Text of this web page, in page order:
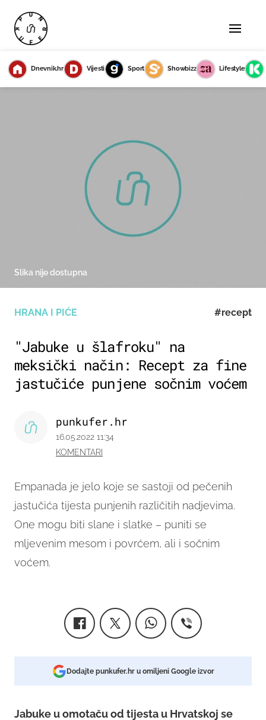
Dnevnik.hr Vijesti Sport Showbizz Lifestyle
HRANA I PIĆE #recept
"Jabuke u šlafroku" na
meksički način: Recept za fine
jastučiće punjene sočnim voćem
Empanada je jelo koje se sastoji od pečenih
jastučića tijesta punjenih različitih nadjevima.
One mogu biti slane i slatke – puniti se
mljevenim mesom i povrćem, ali i sočnim
voćem.
punkufer.hr
16.05.2022 11:34
KOMENTARI
Slika nije dostupna
Dodajte punkufer.hr u omiljeni Google izvor
Jabuke u omotaču od tijesta u Hrvatskoj se